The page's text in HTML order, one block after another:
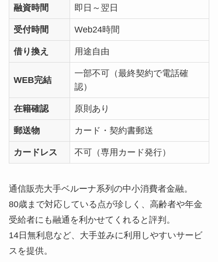
融資時間 即日～翌日
受付時間 Web24時間
借り換え 用途自由
WEB完結
一部不可（最終契約で電話確
認）
在籍確認 原則あり
郵送物 カード・契約書郵送
カードレス 不可（専用カード発行）
通信販売大手ベルーナ系列の中小消費者金融。
80歳まで対応している点が珍しく、高齢者や年金
受給者にも融通を利かせてくれると評判。
14日無利息など、大手並みに利用しやすいサービ
スを提供。